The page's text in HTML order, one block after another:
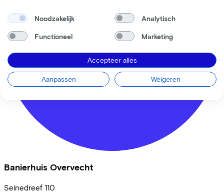
Banierhuis Overvecht
Seinedreef 110
Noodzakelijk Analytisch
Functioneel Marketing
Accepteer alles
Aanpassen Weigeren